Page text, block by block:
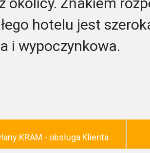
hotelu jest
i wypoczynkowa.
KRAM - obsługa Klienta